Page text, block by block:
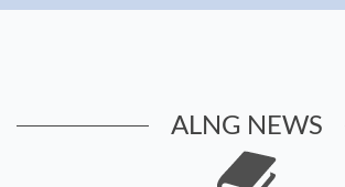
ALNG NEWS